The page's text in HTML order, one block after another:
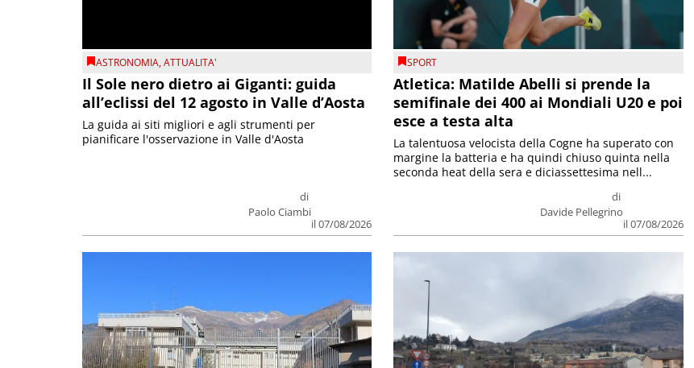
ASTRONOMIA,ATTUALITA'
Il Sole nero dietro ai Giganti: guida
all’eclissi del 12 agosto in Valle d’Aosta
di
Paolo Ciambi
il 07/08/2026
La guida ai siti migliori e agli strumenti per
pianificare l'osservazione in Valle d'Aosta
SPORT
Atletica: Matilde Abelli si prende la
semifinale dei 400 ai Mondiali U20 e poi
esce a testa alta
di
Davide Pellegrino
il 07/08/2026
La talentuosa velocista della Cogne ha superato con
margine la batteria e ha quindi chiuso quinta nella
seconda heat della sera e diciassettesima nell...